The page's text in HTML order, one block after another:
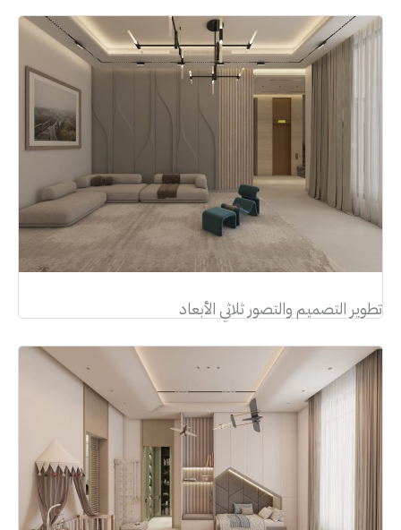
تطوير التصميم والتصور ثلاثي الأبعاد